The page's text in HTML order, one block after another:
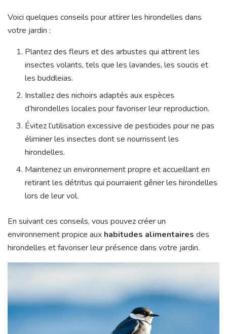
Voici quelques conseils pour attirer les hirondelles dans
votre jardin :
Plantez des fleurs et des arbustes qui attirent les
insectes volants, tels que les lavandes, les soucis et
les buddleias.
Installez des nichoirs adaptés aux espèces
d’hirondelles locales pour favoriser leur reproduction.
Évitez l’utilisation excessive de pesticides pour ne pas
éliminer les insectes dont se nourrissent les
hirondelles.
Maintenez un environnement propre et accueillant en
retirant les détritus qui pourraient gêner les hirondelles
lors de leur vol.
En suivant ces conseils, vous pouvez créer un
environnement propice aux habitudes alimentaires des
hirondelles et favoriser leur présence dans votre jardin.